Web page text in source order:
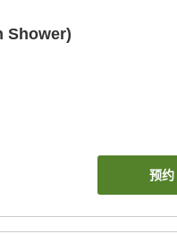
Shower)
预约